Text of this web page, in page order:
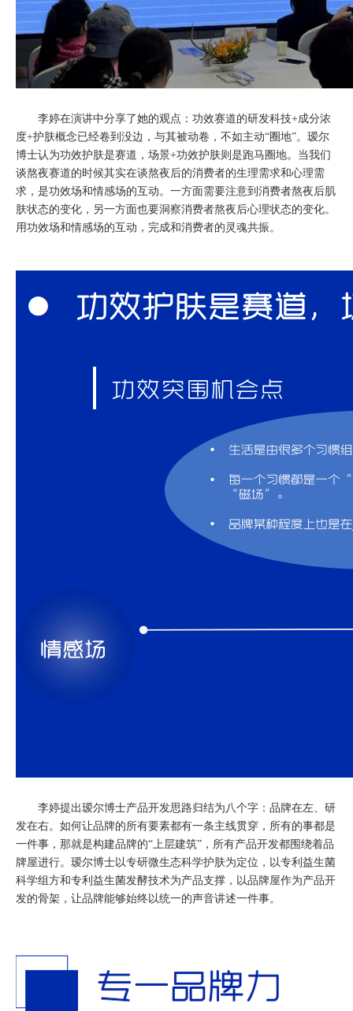
李婷在演讲中分享了她的观点：功效赛道的研发科技+成分浓
度+护肤概念已经卷到没边，与其被动卷，不如主动“圈地”。瑷尔
博士认为功效护肤是赛道，场景+功效护肤则是跑马圈地。当我们
谈熬夜赛道的时候其实在谈熬夜后的消费者的生理需求和心理需
求，是功效场和情感场的互动。一方面需要注意到消费者熬夜后肌
肤状态的变化，另一方面也要洞察消费者熬夜后心理状态的变化。
用功效场和情感场的互动，完成和消费者的灵魂共振。
李婷提出瑷尔博士产品开发思路归结为八个字：品牌在左、研
发在右。如何让品牌的所有要素都有一条主线贯穿，所有的事都是
一件事，那就是构建品牌的“上层建筑”，所有产品开发都围绕着品
牌屋进行。瑷尔博士以专研微生态科学护肤为定位，以专利益生菌
科学组方和专利益生菌发酵技术为产品支撑，以品牌屋作为产品开
发的骨架，让品牌能够始终以统一的声音讲述一件事。